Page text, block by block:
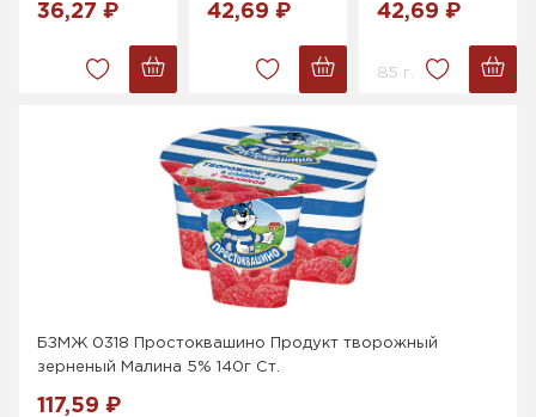
36,27 ₽ 42,69 ₽ 42,69 ₽
85 г.
БЗМЖ 0318 Простоквашино Продукт творожный
зерненый Малина 5% 140г Ст.
117,59 ₽